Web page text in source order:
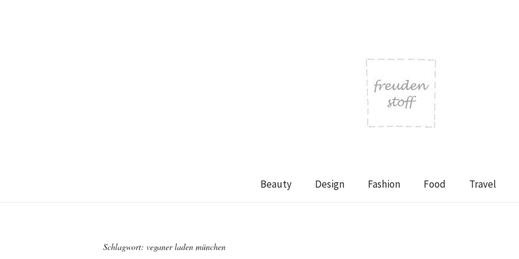
Beauty Design Fashion Food Travel
Schlagwort: veganer laden münchen